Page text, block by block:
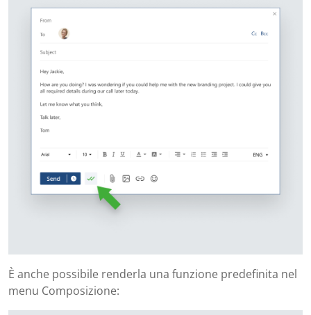
È anche possibile renderla una funzione predefinita nel
menu Composizione: